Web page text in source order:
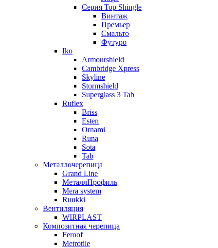
Серия Top Shingle
Винтаж
Премьер
Смальто
Футуро
Iko
Armourshield
Cambridge Xpress
Skyline
Stormshield
Superglass 3 Tab
Ruflex
Briss
Esten
Ornami
Runa
Sota
Tab
Металлочерепица
Grand Line
МеталлПрофиль
Mera system
Ruukki
Вентиляция
WIRPLAST
Композитная черепица
Feroof
Metrotile